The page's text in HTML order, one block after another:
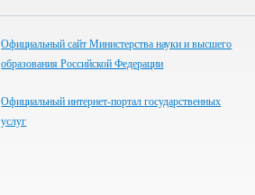
Официальный сайт Министерства науки и высшего
образования Российской Федерации
Официальный интернет-портал государственных
услуг